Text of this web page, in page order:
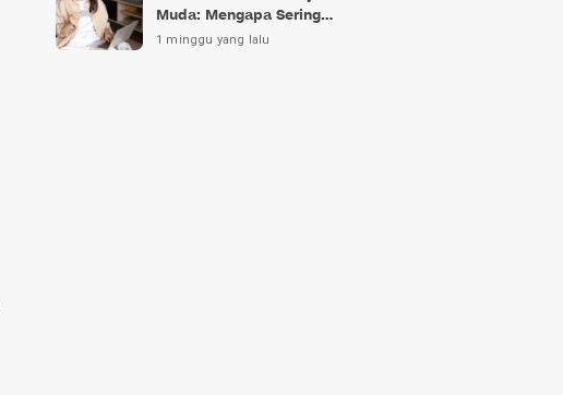
Muda: Mengapa Sering
Gagal?
1 minggu yang lalu